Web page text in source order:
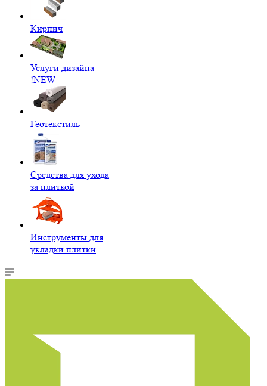
Кирпич
Услуги дизайна
!NEW
Геотекстиль
Средства для ухода
за плиткой
Инструменты для
укладки плитки